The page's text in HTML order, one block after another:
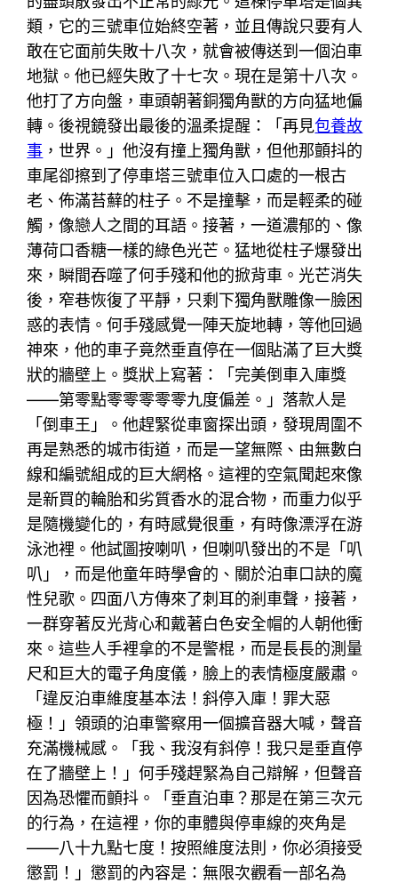
類，它的三號車位始終空著，並且傳說只要有人
敢在它面前失敗十八次，就會被傳送到一個泊車
地獄。他已經失敗了十七次。現在是第十八次。
他打了方向盤，車頭朝著銅獨角獸的方向猛地偏
轉。後視鏡發出最後的溫柔提醒：「再見包養故
事 ，世界。」他沒有撞上獨角獸，但他那顫抖的
車尾卻擦到了停車塔三號車位入口處的一根古
老、佈滿苔蘚的柱子。不是撞擊，而是輕柔的碰
觸，像戀人之間的耳語。接著，一道濃郁的、像
薄荷口香糖一樣的綠色光芒。猛地從柱子爆發出
來，瞬間吞噬了何手殘和他的掀背車。光芒消失
後，窄巷恢復了平靜，只剩下獨角獸雕像一臉困
惑的表情。何手殘感覺一陣天旋地轉，等他回過
神來，他的車子竟然垂直停在一個貼滿了巨大獎
狀的牆壁上。獎狀上寫著：「完美倒車入庫獎
——第零點零零零零零九度偏差。」落款人是
「倒車王」。他趕緊從車窗探出頭，發現周圍不
再是熟悉的城市街道，而是一望無際、由無數白
線和編號組成的巨大網格。這裡的空氣聞起來像
是新買的輪胎和劣質香水的混合物，而重力似乎
是隨機變化的，有時感覺很重，有時像漂浮在游
泳池裡。他試圖按喇叭，但喇叭發出的不是「叭
叭」，而是他童年時學會的、關於泊車口訣的魔
性兒歌。四面八方傳來了刺耳的剎車聲，接著，
一群穿著反光背心和戴著白色安全帽的人朝他衝
來。這些人手裡拿的不是警棍，而是長長的測量
尺和巨大的電子角度儀，臉上的表情極度嚴肅。
「違反泊車維度基本法！斜停入庫！罪大惡
極！」領頭的泊車警察用一個擴音器大喊，聲音
充滿機械感。「我、我沒有斜停！我只是垂直停
在了牆壁上！」何手殘趕緊為自己辯解，但聲音
因為恐懼而顫抖。「垂直泊車？那是在第三次元
的行為，在這裡，你的車體與停車線的夾角是
——八十九點七度！按照維度法則，你必須接受
懲罰！」懲罰的內容是：無限次觀看一部名為